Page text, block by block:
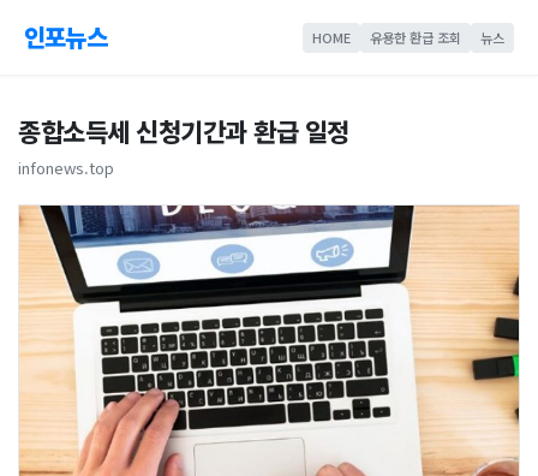
인포뉴스 HOME 유용한 환급 조회 뉴스
종합소득세 신청기간과 환급 일정
infonews.top